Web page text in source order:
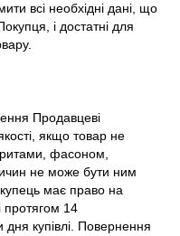
всі необхідні дані, що
і достатні для
Продавцеві
якщо товар не
фасоном,
не може бути ним
має право на
протягом 14
купівлі. Повернення